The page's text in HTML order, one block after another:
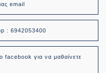
email
: 6942053400
facebook για να μαθαίνετε